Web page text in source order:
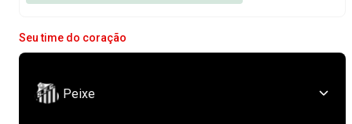
Seu time do coração
Peixe